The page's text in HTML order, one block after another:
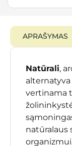
APRAŠYMAS
Natūrali,
vertinama
natūralaus